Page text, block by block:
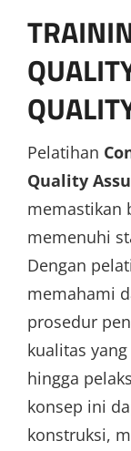
Pelatihan
Quality
memastikan
memenuhi
Dengan
memahami
prosedur
kualitas
hingga
konsep ini
konstruksi,